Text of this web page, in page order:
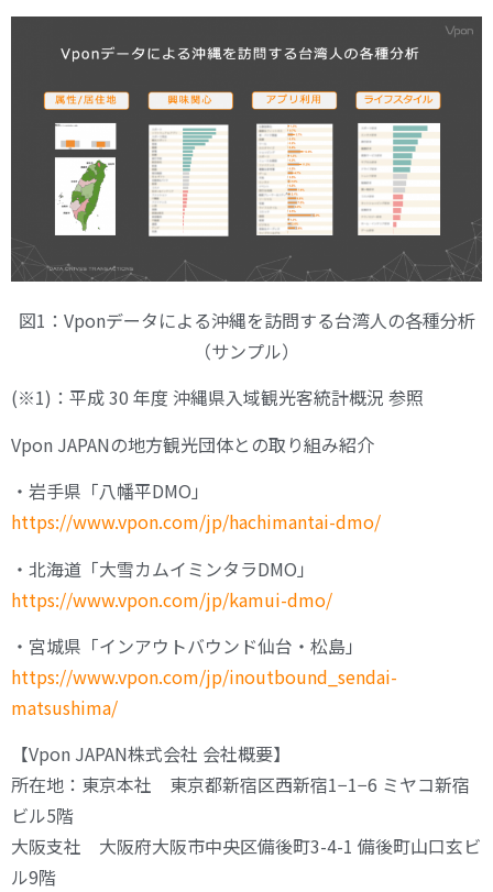
図1：Vponデータによる沖縄を訪問する台湾人の各種分析
（サンプル）
(※1)：平成 30 年度 沖縄県入域観光客統計概況 参照
Vpon JAPANの地方観光団体との取り組み紹介
・岩手県「八幡平DMO」
https://www.vpon.com/jp/hachimantai-dmo/
・北海道「大雪カムイミンタラDMO」
https://www.vpon.com/jp/kamui-dmo/
・宮城県「インアウトバウンド仙台・松島」
https://www.vpon.com/jp/inoutbound_sendai-
matsushima/
【Vpon JAPAN株式会社 会社概要】
所在地：東京本社 東京都新宿区西新宿1−1−6 ミヤコ新宿
ビル5階
大阪支社 大阪府大阪市中央区備後町3-4-1 備後町山口玄ビ
ル9階